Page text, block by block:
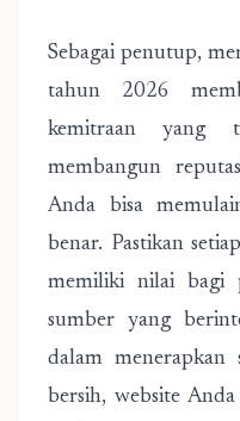
Sebagai penutup,
tahun 2026
kemitraan yang
membangun
Anda bisa
benar. Pastikan
memiliki nilai bagi
sumber yang
dalam
bersih, website